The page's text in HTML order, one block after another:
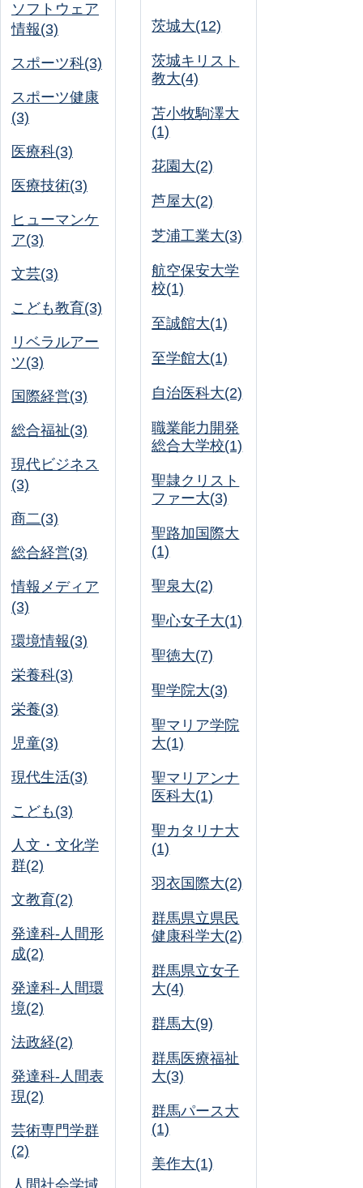
ソフトウェア
情報(3)
スポーツ科(3)
スポーツ健康
(3)
医療科(3)
医療技術(3)
ヒューマンケ
ア(3)
文芸(3)
こども教育(3)
リベラルアー
ツ(3)
国際経営(3)
総合福祉(3)
現代ビジネス
(3)
商二(3)
総合経営(3)
情報メディア
(3)
環境情報(3)
栄養科(3)
栄養(3)
児童(3)
現代生活(3)
こども(3)
人文・文化学
群(2)
文教育(2)
発達科-人間形
成(2)
発達科-人間環
境(2)
法政経(2)
発達科-人間表
現(2)
芸術専門学群
(2)
人間社会学域
茨城大(12)
茨城キリスト
教大(4)
苫小牧駒澤大
(1)
花園大(2)
芦屋大(2)
芝浦工業大(3)
航空保安大学
校(1)
至誠館大(1)
至学館大(1)
自治医科大(2)
職業能力開発
総合大学校(1)
聖隷クリスト
ファー大(3)
聖路加国際大
(1)
聖泉大(2)
聖心女子大(1)
聖徳大(7)
聖学院大(3)
聖マリア学院
大(1)
聖マリアンナ
医科大(1)
聖カタリナ大
(1)
羽衣国際大(2)
群馬県立県民
健康科学大(2)
群馬県立女子
大(4)
群馬大(9)
群馬医療福祉
大(3)
群馬パース大
(1)
美作大(1)